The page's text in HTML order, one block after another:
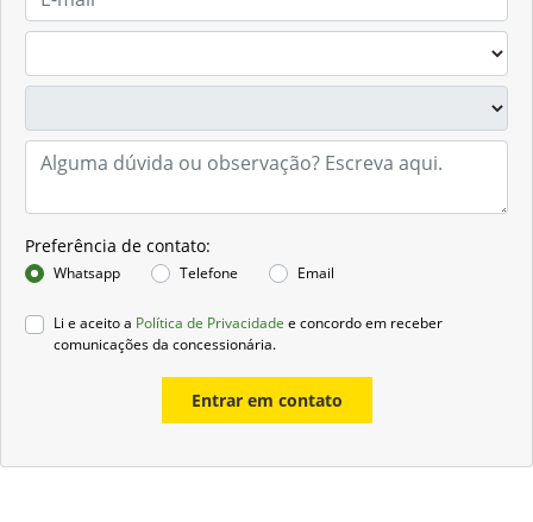
Preferência de contato:
Whatsapp Telefone Email
Li e aceito a Política de Privacidade e concordo em receber
comunicações da concessionária.
Entrar em contato